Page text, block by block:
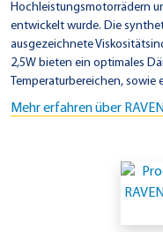
Hochleistungsmotorrädern
entwickelt wurde. Die
ausgezeichnete
2,5W bieten ein optimales
Temperaturbereichen, sowie
Mehr erfahren über